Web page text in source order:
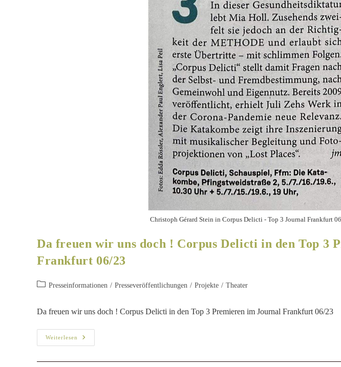
Christoph Gérard Stein in Corpus Delicti - Top 3 Journal Frankfurt
Da freuen wir uns doch ! Corpus Delicti in den Top 3
Frankfurt 06/23
Presseinformationen / Presseveröffentlichungen / Projekte / Theater
Da freuen wir uns doch ! Corpus Delicti in den Top 3 Premieren im Journal Frankfurt 06/23
Weiterlesen